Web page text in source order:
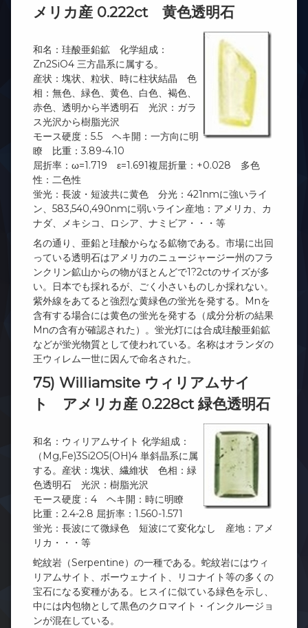
メリカ産 0.222ct 黄色透明石
和名：珪酸亜鉛鉱 化学組成：
Zn2SiO4 三方晶系に属する。
産状：塊状、粒状、時に柱状結晶 色
相：無色、緑色、黄色、白色、褐色、
赤色、透明から半透明石 光沢：ガラ
ス光沢から樹脂光沢
モース硬度：5.5 ヘキ開：一方向に明
瞭 比重：3.89-4.10
屈折率：ω=1.719 ε=1.691複屈折量：+0.028 多色
性：二色性
蛍光：長波・短波共に黄色 分光：421nmに強いライ
ン、583,540,490nmに弱いライン産地：アメリカ、カ
ナダ、メキシコ、ロシア、ナミビア・・・等
名の通り、亜鉛と珪酸からなる鉱物である。市場に出回
っている透明石はアメリカのニュージャージー州のフラ
ンクリン鉱山からの物がほとんどで1?2ctのサイズが多
い。日本でも採れるが、ごく小さいものしか採れない。
紫外線をあてると強烈な黄緑色の蛍光を発する。Mnを
含有する場合には黄色の蛍光を発する（成分分析の結果
Mnの含有が確認された）。蛍光灯には合成珪酸亜鉛鉱
などが蛍光物質として使われている。名称はオランダの
王ウィレム一世に因んで命名された。
75) Williamsite ウィリアムサイ
ト アメリカ産 0.228ct 緑色透明石
和名：ウィリアムサイト 化学組成：
（Mg,Fe)3Si2O5(OH)4 単斜晶系に属
する。産状：塊状、繊維状 色相：緑
色透明石 光沢：樹脂光沢
モース硬度：4 ヘキ開：時に明瞭
比重：2.4-2.8 屈折率：1.560-1.571
蛍光：長波にて微緑色 短波にて変化なし 産地：アメ
リカ・・・等
蛇紋岩（Serpentine）の一種である。蛇紋岩にはウィ
リアムサイト、ボーウェナイト、リコナイト等の多くの
宝石になる変種がある。ヒスイに似ている緑色を示し、
中には内包物として黒色のクロマイト・インクルージョ
ンが混在している。